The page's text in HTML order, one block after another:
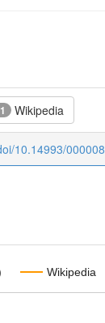
Wikipedia
10.14993/
Wikipedia